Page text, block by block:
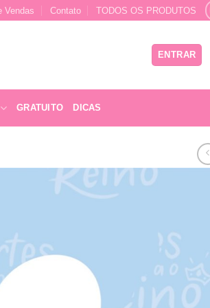
Vendas Contato TODOS OS PRODUTOS
ENTRAR
GRATUITO DICAS